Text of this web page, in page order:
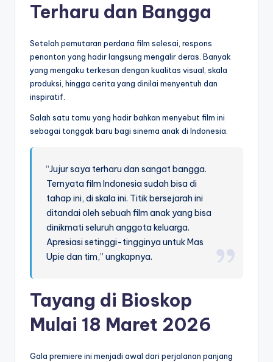
Terharu dan Bangga
Setelah pemutaran perdana film selesai, respons
penonton yang hadir langsung mengalir deras. Banyak
yang mengaku terkesan dengan kualitas visual, skala
produksi, hingga cerita yang dinilai menyentuh dan
inspiratif.
Salah satu tamu yang hadir bahkan menyebut film ini
sebagai tonggak baru bagi sinema anak di Indonesia.
“Jujur saya terharu dan sangat bangga.
Ternyata film Indonesia sudah bisa di
tahap ini, di skala ini. Titik bersejarah ini
ditandai oleh sebuah film anak yang bisa
dinikmati seluruh anggota keluarga.
Apresiasi setinggi-tingginya untuk Mas
Upie dan tim,” ungkapnya.
Tayang di Bioskop
Mulai 18 Maret 2026
Gala premiere ini menjadi awal dari perjalanan panjang